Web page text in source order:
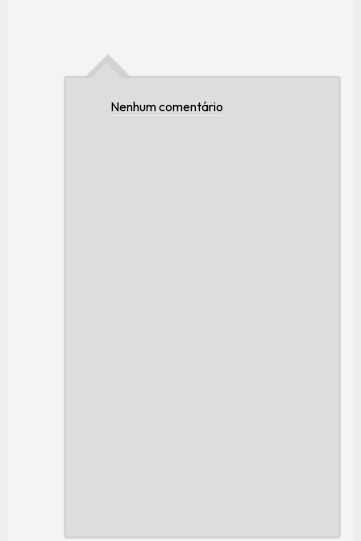
Nenhum comentário